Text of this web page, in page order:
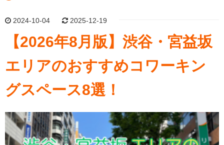
2024-10-04 2025-12-19
【2026年8月版】渋谷・宮益坂
エリアのおすすめコワーキン
グスペース8選！